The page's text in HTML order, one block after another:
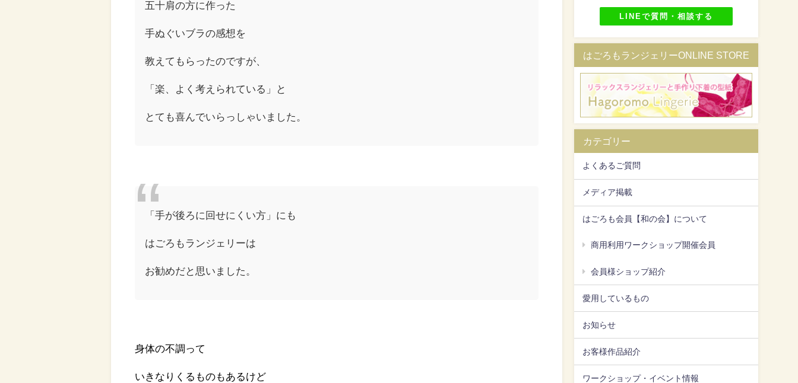
五十肩の方に作った
手ぬぐいブラの感想を
教えてもらったのですが、
「楽、よく考えられている」と
とても喜んでいらっしゃいました。
「手が後ろに回せにくい方」にも
はごろもランジェリーは
お勧めだと思いました。
身体の不調って
いきなりくるものもあるけど
LINEで質問・相談する
はごろもランジェリーONLINE STORE
カテゴリー
よくあるご質問
メディア掲載
はごろも会員【和の会】について
商用利用ワークショップ開催会員
会員様ショップ紹介
愛用しているもの
お知らせ
お客様作品紹介
ワークショップ・イベント情報